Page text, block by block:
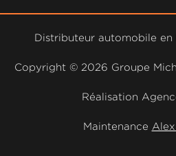
Distributeur automobile en
Copyright © 2026 Groupe
Réalisation
Maintenance